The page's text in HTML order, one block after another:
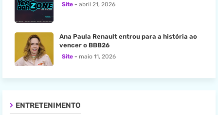
Site abril 21, 2026
Ana Paula Renault entrou para a história ao
vencer o BBB26
Site maio 11, 2026
ENTRETENIMENTO